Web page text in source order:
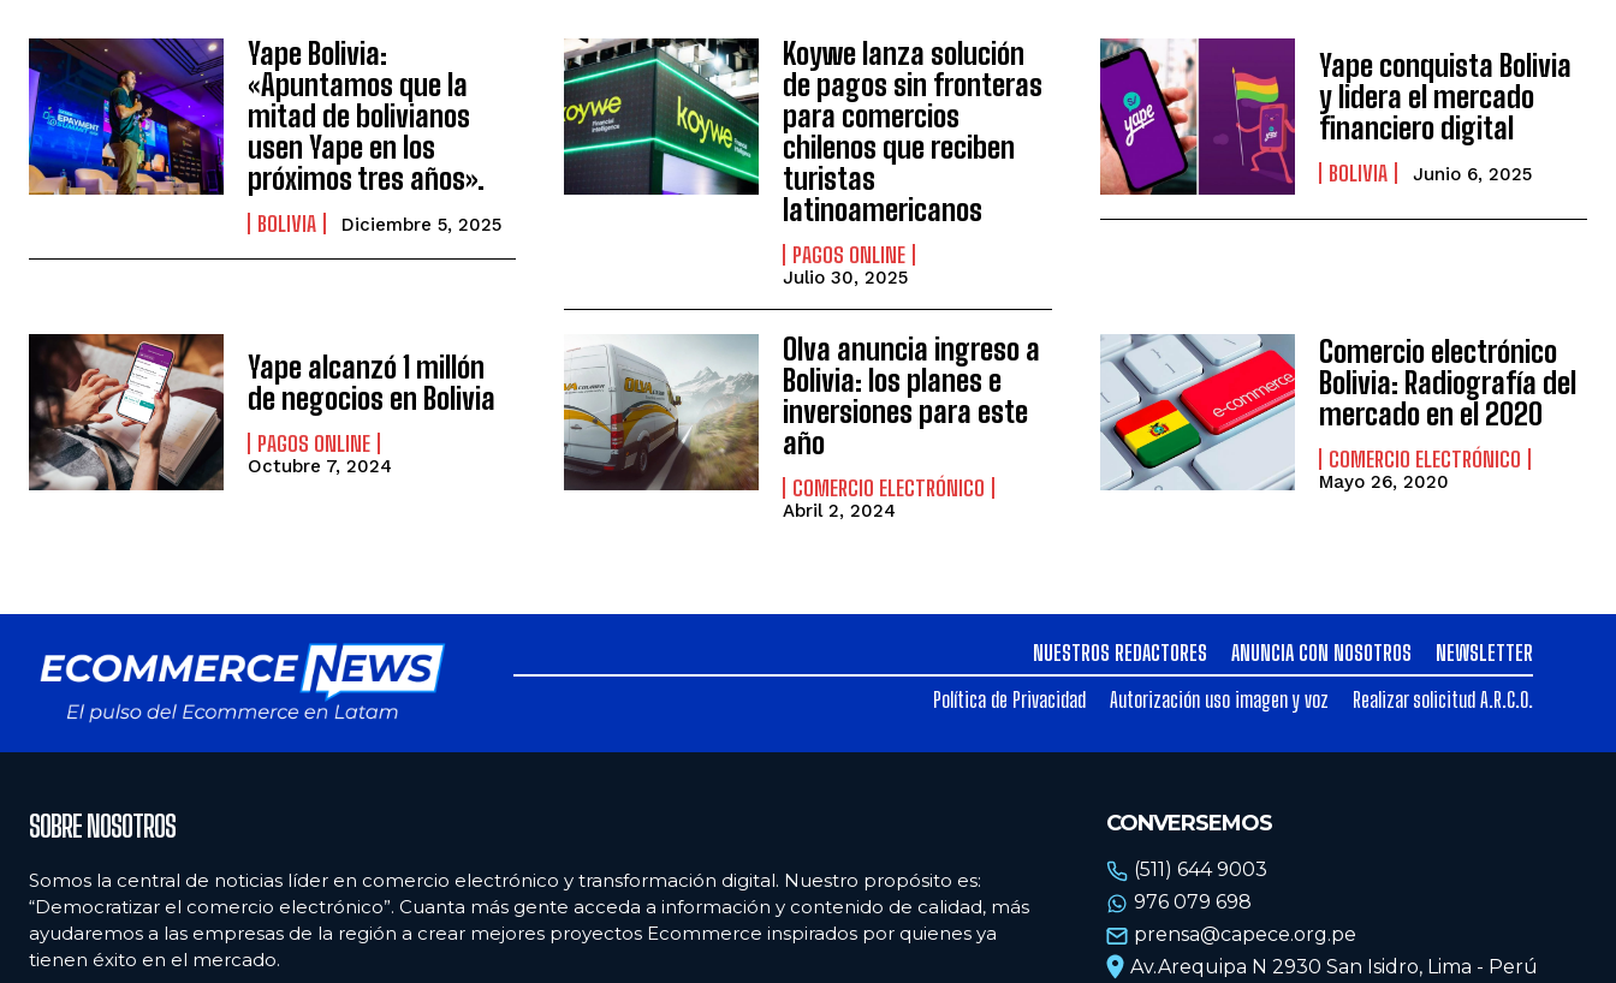
Yape Bolivia:
«Apuntamos que la
mitad de bolivianos
usen Yape en los
próximos tres años».
BOLIVIA Diciembre 5, 2025
Koywe lanza solución
de pagos sin fronteras
para comercios
chilenos que reciben
turistas
latinoamericanos
PAGOS ONLINE
Julio 30, 2025
Yape conquista Bolivia
y lidera el mercado
financiero digital
BOLIVIA Junio 6, 2025
Yape alcanzó 1 millón
de negocios en Bolivia
PAGOS ONLINE
Octubre 7, 2024
Olva anuncia ingreso a
Bolivia: los planes e
inversiones para este
año
COMERCIO ELECTRÓNICO
Abril 2, 2024
Comercio electrónico
Bolivia: Radiografía del
mercado en el 2020
COMERCIO ELECTRÓNICO
Mayo 26, 2020
NUESTROS REDACTORES ANUNCIA CON NOSOTROS
NEWSLETTER
Política de Privacidad
Autorización uso imagen y voz Realizar solicitud A.R.C.O.
SOBRE NOSOTROS
Somos la central de noticias líder en comercio electrónico y transformación digital. Nuestro propósito es:
“Democratizar el comercio electrónico”. Cuanta más gente acceda a información y contenido de calidad, más
ayudaremos a las empresas de la región a crear mejores proyectos Ecommerce inspirados por quienes ya
tienen éxito en el mercado.
CONVERSEMOS
(511) 644 9003
976 079 698
prensa@capece.org.pe
Av.Arequipa N 2930 San Isidro, Lima - Perú